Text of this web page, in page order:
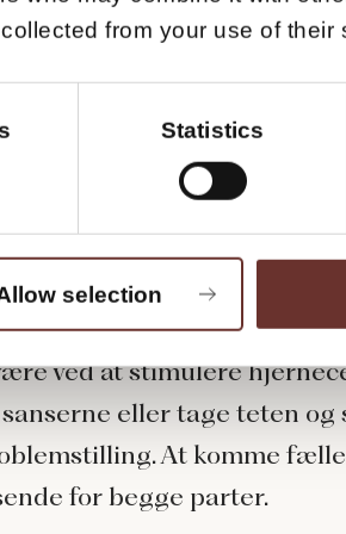
from your use of their
Statistics
selection
er målet
eneste, der bliver opstemt
og din ’chosen one’
gap) er en rigtig ting – ikke
hvordan du bedst
andres behov med din e-
ved at stimulere
eller tage teten og
At komme
for begge parter.